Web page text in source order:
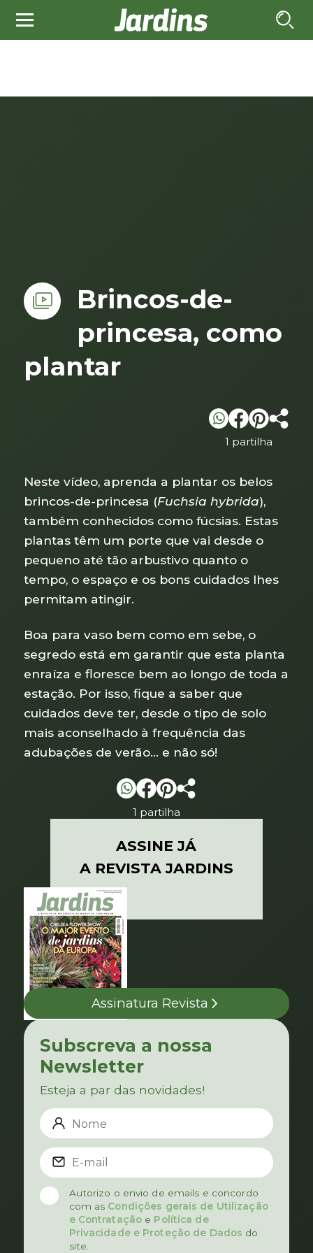
Brincos-de-
princesa, como
plantar
1 partilha
Neste vídeo, aprenda a plantar os belos
brincos-de-princesa (Fuchsia hybrida),
também conhecidos como fúcsias. Estas
plantas têm um porte que vai desde o
pequeno até tão arbustivo quanto o
tempo, o espaço e os bons cuidados lhes
permitam atingir.
Boa para vaso bem como em sebe, o
segredo está em garantir que esta planta
enraíza e floresce bem ao longo de toda a
estação. Por isso, fique a saber que
cuidados deve ter, desde o tipo de solo
mais aconselhado à frequência das
adubações de verão… e não só!
1 partilha
ASSINE JÁ
A REVISTA JARDINS
Assinatura Revista
Subscreva a nossa
Newsletter
Esteja a par das novidades!
Autorizo o envio de emails e concordo
com as Condições gerais de Utilização
e Contratação e Política de
Privacidade e Proteção de Dados do
site.